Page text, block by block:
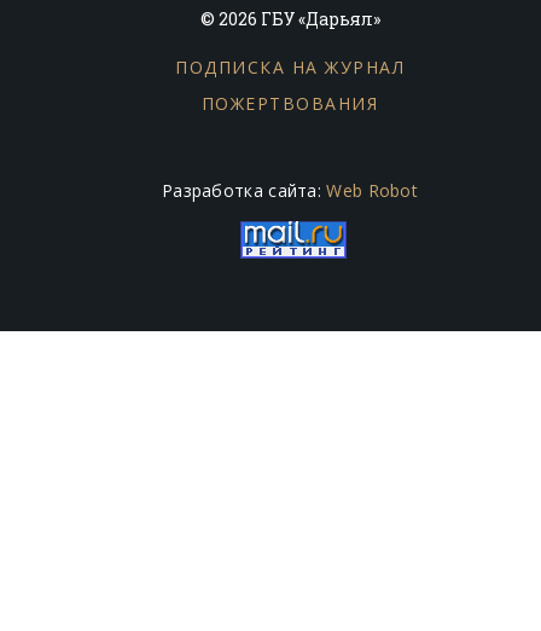
© 2026 ГБУ «Дарьял»
ПОДПИСКА НА ЖУРНАЛ
ПОЖЕРТВОВАНИЯ
Разработка сайта:Web Robot